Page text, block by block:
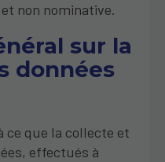
non nominative.
sur la
données
ce que la collecte et
effectués à